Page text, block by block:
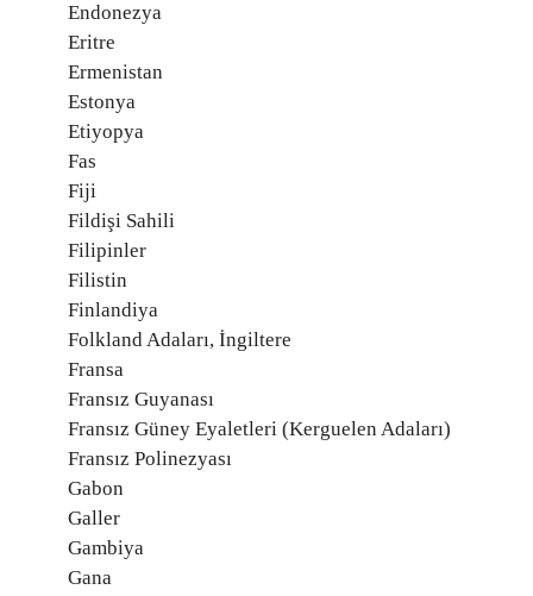
Endonezya
Eritre
Ermenistan
Estonya
Etiyopya
Fas
Fiji
Fildişi Sahili
Filipinler
Filistin
Finlandiya
Folkland Adaları, İngiltere
Fransa
Fransız Guyanası
Fransız Güney Eyaletleri (Kerguelen Adaları)
Fransız Polinezyası
Gabon
Galler
Gambiya
Gana